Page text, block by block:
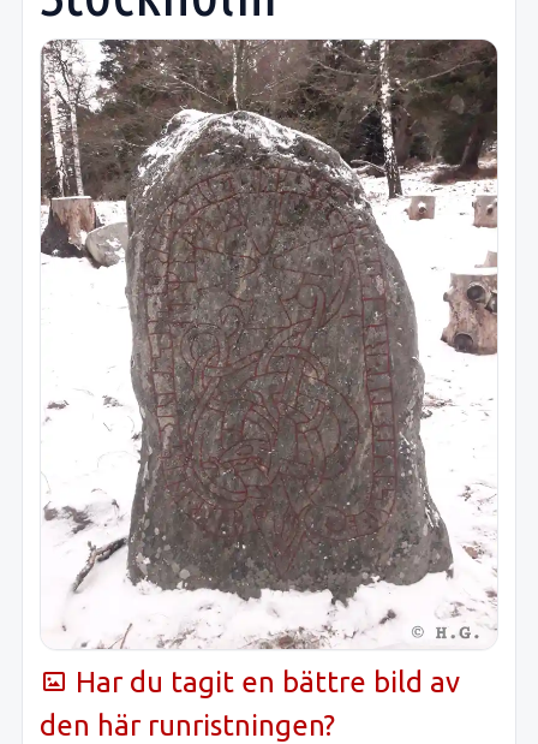
Har du tagit en bättre bild av
den här runristningen?